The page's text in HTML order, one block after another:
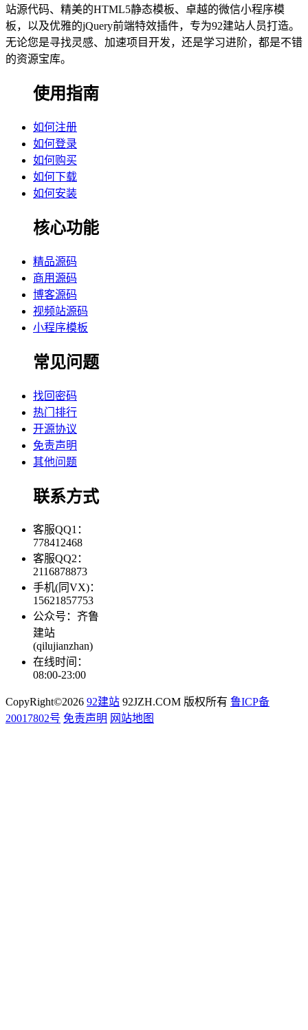
站源代码、精美的HTML5静态模板、卓越的微信小程序模
板，以及优雅的jQuery前端特效插件，专为92建站人员打造。
无论您是寻找灵感、加速项目开发，还是学习进阶，都是不错
的资源宝库。
使用指南
如何注册
如何登录
如何购买
如何下载
如何安装
核心功能
精品源码
商用源码
博客源码
视频站源码
小程序模板
常见问题
找回密码
热门排行
开源协议
免责声明
其他问题
联系方式
客服QQ1：
778412468
客服QQ2：
2116878873
手机(同VX)：
15621857753
公众号：齐鲁
建站
(qilujianzhan)
在线时间：
08:00-23:00
CopyRight©2026 92建站 92JZH.COM 版权所有 鲁ICP备
20017802号 免责声明 网站地图